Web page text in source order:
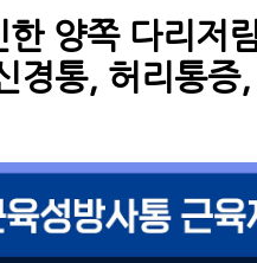
양쪽 다리저
경통, 허리통증